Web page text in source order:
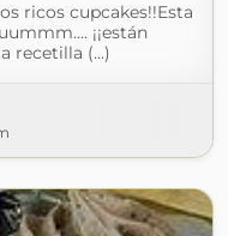
ricos cupcakes!!Esta
¡¡están
recetilla (...)